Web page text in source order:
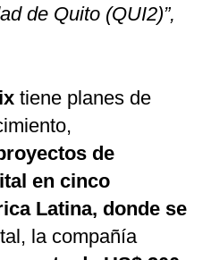
de Quito (QUI2)”,
tiene planes de
de
en cinco
Latina, donde se
la compañía